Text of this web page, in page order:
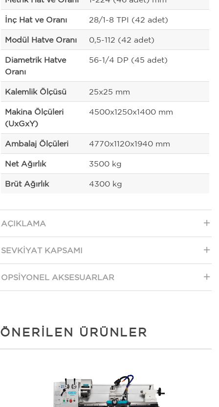
İnç Hat ve Oranı 28/1-8 TPI (42 adet)
Modül Hatve Oranı 0,5-112 (42 adet)
Diametrik Hatve
Oranı
56-1/4 DP (45 adet)
Kalemlik Ölçüsü 25x25 mm
Makina Ölçüleri
(UxGxY)
4500x1250x1400 mm
Ambalaj Ölçüleri 4770x1120x1940 mm
Net Ağırlık 3500 kg
Brüt Ağırlık 4300 kg
AÇIKLAMA
SEVKIYAT KAPSAMI
OPSIYONEL AKSESUARLAR
ÖNERILEN ÜRÜNLER